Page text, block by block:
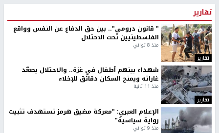
تقارير
تقارير
" قانون درومي".. بين حق الدفاع عن النفس وواقع
الفلسطينيين تحت الاحتلال
منذ 8 ثواني
تقارير
شهداء بينهم أطفال في غزة.. والاحتلال يصعّد
غاراته ويمنح السكان دقائق للإخلاء
منذ 11 ثانية
الإعلام العبري: "معركة مضيق هرمز تستهدف تثبيت
رواية سياسية"
منذ 9 ثواني